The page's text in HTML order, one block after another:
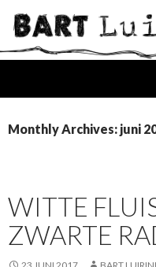
CONTENT
Monthly Archives: juni
WITTE
ZWARTE